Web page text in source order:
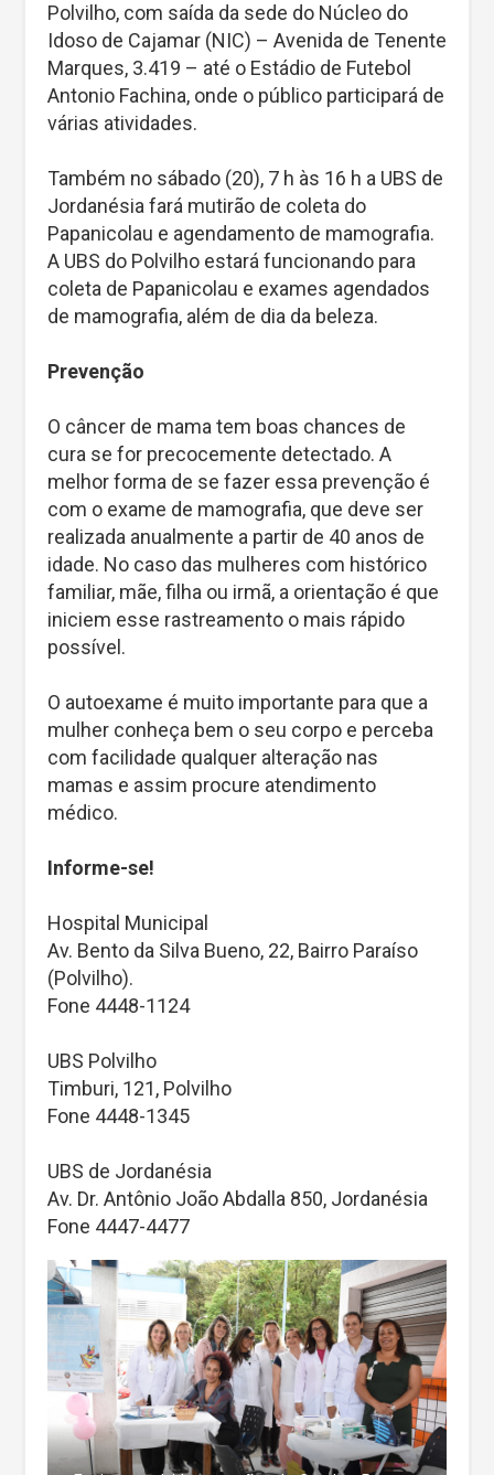
Polvilho, com saída da sede do Núcleo do
Idoso de Cajamar (NIC) – Avenida de Tenente
Marques, 3.419 – até o Estádio de Futebol
Antonio Fachina, onde o público participará de
várias atividades.
Também no sábado (20), 7 h às 16 h a UBS de
Jordanésia fará mutirão de coleta do
Papanicolau e agendamento de mamografia.
A UBS do Polvilho estará funcionando para
coleta de Papanicolau e exames agendados
de mamografia, além de dia da beleza.
Prevenção
O câncer de mama tem boas chances de
cura se for precocemente detectado. A
melhor forma de se fazer essa prevenção é
com o exame de mamografia, que deve ser
realizada anualmente a partir de 40 anos de
idade. No caso das mulheres com histórico
familiar, mãe, filha ou irmã, a orientação é que
iniciem esse rastreamento o mais rápido
possível.
O autoexame é muito importante para que a
mulher conheça bem o seu corpo e perceba
com facilidade qualquer alteração nas
mamas e assim procure atendimento
médico.
Informe-se!
Hospital Municipal
Av. Bento da Silva Bueno, 22, Bairro Paraíso
(Polvilho).
Fone 4448-1124
UBS Polvilho
Timburi, 121, Polvilho
Fone 4448-1345
UBS de Jordanésia
Av. Dr. Antônio João Abdalla 850, Jordanésia
Fone 4447-4477